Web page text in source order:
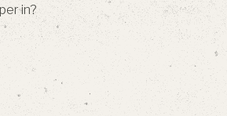
in?